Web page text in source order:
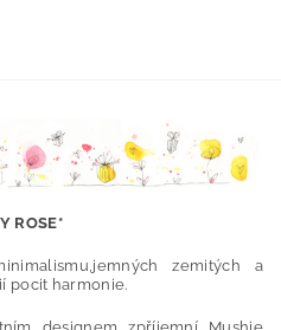
ROSE*
zemitých a
pocit harmonie.